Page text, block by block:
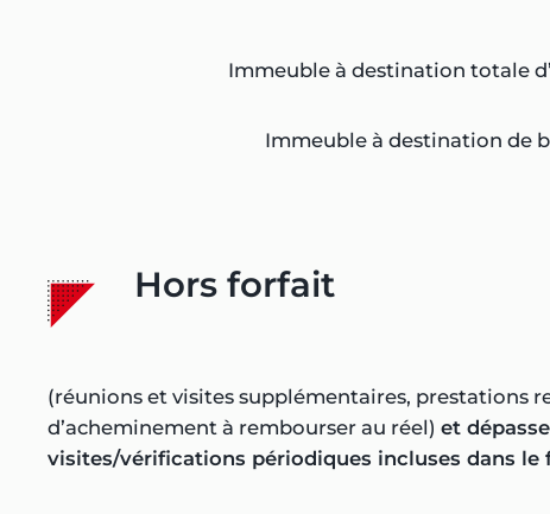
Immeuble à destination totale
Immeuble à destination de
Hors forfait
(réunions et visites supplémentaires, prestations
d’acheminement à rembourser au réel) et
visites/vérifications périodiques incluses dans le